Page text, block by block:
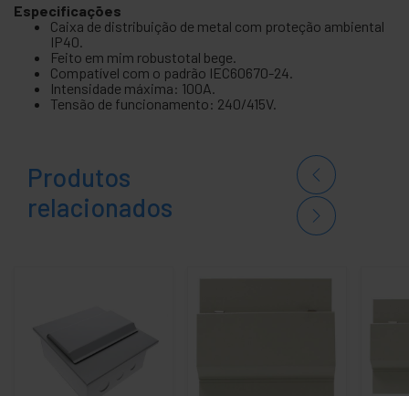
Especificações
Caixa de distribuição de metal com proteção ambiental
IP40.
Feito em mim robustotal bege.
Compatível com o padrão IEC60670-24.
Intensidade máxima: 100A.
Tensão de funcionamento: 240/415V.
Produtos
relacionados